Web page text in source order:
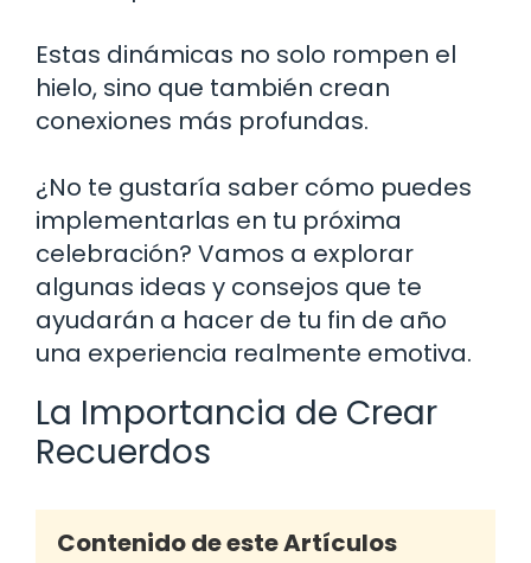
Estas dinámicas no solo rompen el
hielo, sino que también crean
conexiones más profundas.
¿No te gustaría saber cómo puedes
implementarlas en tu próxima
celebración? Vamos a explorar
algunas ideas y consejos que te
ayudarán a hacer de tu fin de año
una experiencia realmente emotiva.
La Importancia de Crear
Recuerdos
Contenido de este Artículos